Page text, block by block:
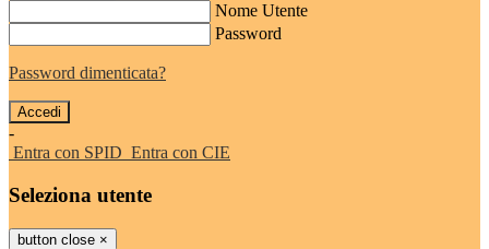
Nome Utente
Password
Password dimenticata?
-
Entra con SPID Entra con CIE
Seleziona utente
button close ×